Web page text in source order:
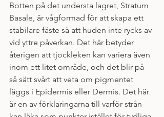
Botten på det understa lagret, Stratum
Basale, är vågformad för att skapa ett
stabilare fäste så att huden inte rycks av
vid yttre påverkan. Det här betyder
återigen att tjockleken kan variera även
inom ett litet område, och det blir på
så sätt svårt att veta om pigmentet
läggs i Epidermis eller Dermis. Det här
är en av förklaringarna till varför strån